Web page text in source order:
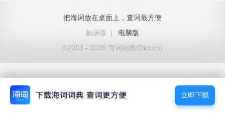
把海词放在桌面上，查词最方便
触屏版
|
电脑版
©2003 - 2026 海词词典(Dict.cn)
立即下载
立即下载